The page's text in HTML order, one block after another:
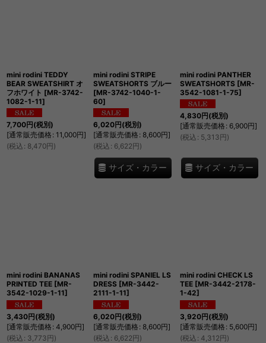
mini rodini TEDDY
BEAR SWEATSHIRT オ
フホワイト [MR-3742-
1082-1-11]
7,700円(税別)
[通常販売価格 : 11,000円]
(税込 : 8,470円)
mini rodini STRIPE
SWEATSHORTS ブルー
[MR-3742-1040-1-
60]
6,020円(税別)
[通常販売価格 : 8,600円]
(税込 : 6,622円)
サイズ・カラー
mini rodini PANTHER
SWEATSHORTS [MR-
3542-1081-1-75]
4,830円(税別)
[通常販売価格 : 6,900円]
(税込 : 5,313円)
サイズ・カラー
mini rodini BANANAS
PRINTED TEE [MR-
3542-1029-1-11]
3,430円(税別)
[通常販売価格 : 4,900円]
(税込 : 3,773円)
mini rodini SPANIEL LS
DRESS [MR-3442-
2111-1-11]
6,020円(税別)
[通常販売価格 : 8,600円]
(税込 : 6,622円)
mini rodini CHECK LS
TEE [MR-3442-2178-
1-42]
3,920円(税別)
[通常販売価格 : 5,600円]
(税込 : 4,312円)